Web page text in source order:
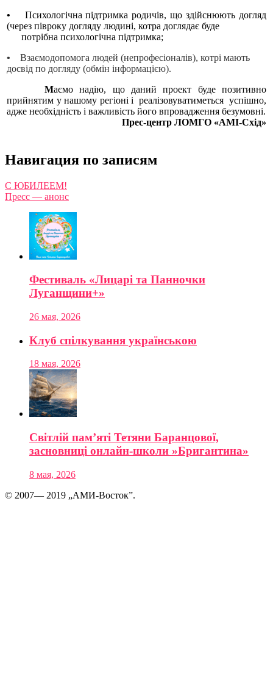
• Психологічна підтримка родичів, що здійснюють догляд
(через півроку догляду людині, котра доглядає буде
потрібна психологічна підтримка;
•
Взаємодопомога людей (непрофесіоналів), котрі мають
досвід по догляду (обмін інформацією).
Маємо надію, що даний проект буде позитивно
прийнятим у нашому регіоні і реалізовуватиметься успішно,
адже необхідність і важливість його впровадження безумовні.
Прес-центр ЛОМГО «АМІ-Схід»
Навигация по записям
С ЮБИЛЕЕМ!
Пресс — анонс
Фестиваль «Лицарі та Панночки
Луганщини+»
26 мая, 2026
Клуб спілкування українською
18 мая, 2026
Світлій пам’яті Тетяни Баранцової,
засновниці онлайн-школи »Бригантина»
8 мая, 2026
© 2007— 2019 „АМИ-Восток”.